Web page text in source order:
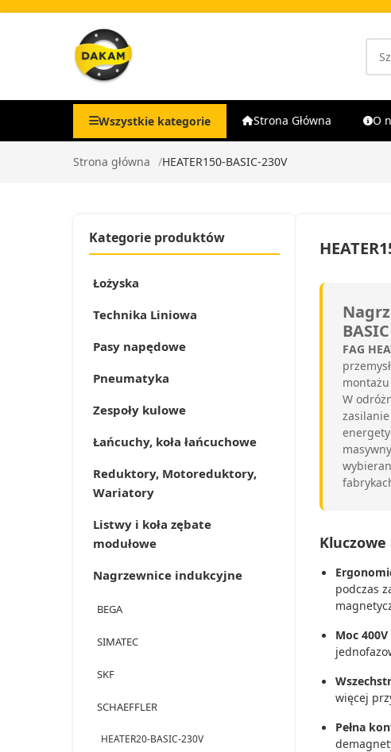
Wszystkie kategorie Strona Główna O
Strona główna HEATER150-BASIC-230V
Kategorie produktów
Łożyska
Technika Liniowa
Pasy napędowe
Pneumatyka
Zespoły kulowe
Łańcuchy, koła łańcuchowe
Reduktory, Motoreduktory,
Wariatory
Listwy i koła zębate
modułowe
Nagrzewnice indukcyjne
BEGA
SIMATEC
SKF
SCHAEFFLER
HEATER20-BASIC-230V
FAG
W
Kluczowe
podczas
Moc 400V
więcej
Pełna